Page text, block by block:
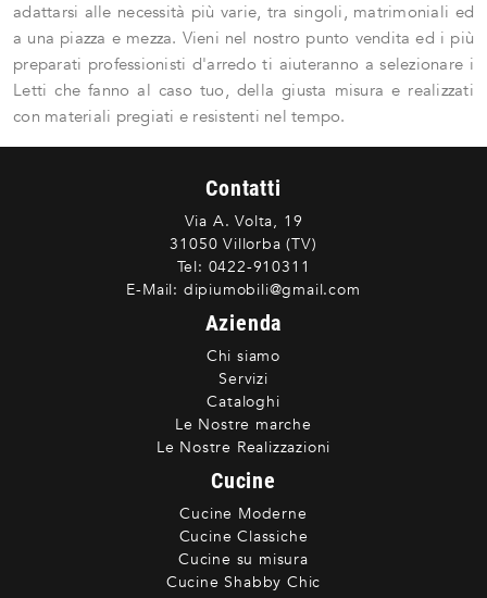
adattarsi alle necessità più varie, tra singoli, matrimoniali ed
a una piazza e mezza. Vieni nel nostro punto vendita ed i più
preparati professionisti d'arredo ti aiuteranno a selezionare i
Letti che fanno al caso tuo, della giusta misura e realizzati
con materiali pregiati e resistenti nel tempo.
Contatti
Via A. Volta, 19
31050 Villorba (TV)
Tel: 0422-910311
E-Mail: dipiumobili@gmail.com
Azienda
Chi siamo
Servizi
Cataloghi
Le Nostre marche
Le Nostre Realizzazioni
Cucine
Cucine Moderne
Cucine Classiche
Cucine su misura
Cucine Shabby Chic